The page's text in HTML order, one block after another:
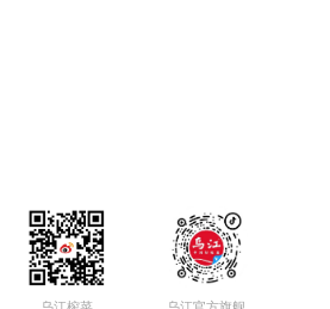
乌江榨菜 乌江官方旗舰